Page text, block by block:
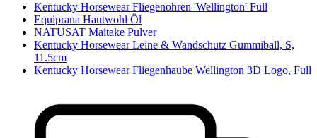
Kentucky Horsewear Fliegenohren 'Wellington' Full
Equiprana Hautwohl Öl
NATUSAT Maitake Pulver
Kentucky Horsewear Leine & Wandschutz Gummiball, S,
11.5cm
Kentucky Horsewear Fliegenhaube Wellington 3D Logo, Full